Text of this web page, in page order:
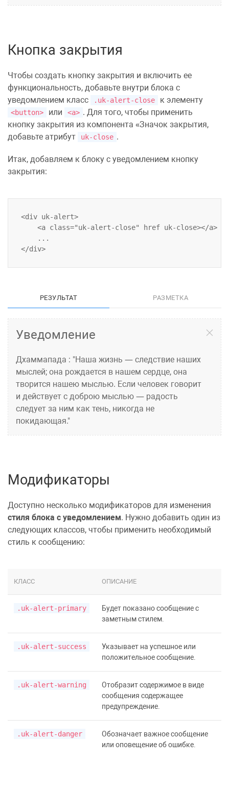
Кнопка закрытия
Чтобы создать кнопку закрытия и включить ее
функциональность, добавьте внутри блока с
уведомлением класс
.uk-alert-close к элементу
<button> или <a> . Для того, чтобы применить
кнопку закрытия из компонента Значок закрытия,
добавьте атрибут
uk-close .
Итак, добавляем к блоку с уведомлением кнопку
закрытия:
<div uk-alert>
    <a class="uk-alert-close" href uk-close></a>
    ...
РЕЗУЛЬТАТ РАЗМЕТКА
Уведомление
Дхаммапада : "Наша жизнь — следствие наших
мыслей; она рождается в нашем сердце, она
творится нашею мыслью. Если человек говорит
и действует с доброю мыслью — радость
следует за ним как тень, никогда не
покидающая."
Модификаторы
Доступно несколько модификаторов для изменения
стиля блока с уведомлением. Нужно добавить один из
следующих классов, чтобы применить необходимый
стиль к сообщению:
КЛАСС ОПИСАНИЕ
.uk-alert-primary
Будет показано сообщение с
заметным стилем.
.uk-alert-success
Указывает на успешное или
положительное сообщение.
.uk-alert-warning
Отобразит содержимое в виде
сообщения содержащее
предупреждение.
.uk-alert-danger
Обозначает важное сообщение
или оповещение об ошибке.